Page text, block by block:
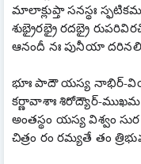
మాలాక్లుప్తా సనస్థః
శుభ్రైరభ్రై రదభ్రై
ఆనందీ నః పునీయా
భూః పాదౌ యస్య నాభిర్-
కర్ణావాశాః శిరోద్యౌర్-
అంతస్థం యస్య విశ్వం
చిత్రం రం రమ్యతే తం